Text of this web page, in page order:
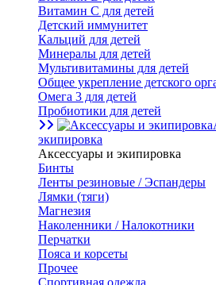
Витамин С для детей
Детский иммунитет
Кальций для детей
Минералы для детей
Мультивитамины для детей
Общее укрепление детского
Омега 3 для детей
Пробиотики для детей
экипировка
Аксессуары и экипировка
Бинты
Ленты резиновые / Эспандеры
Лямки (тяги)
Магнезия
Наколенники / Налокотники
Перчатки
Пояса и корсеты
Прочее
Спортивная одежда